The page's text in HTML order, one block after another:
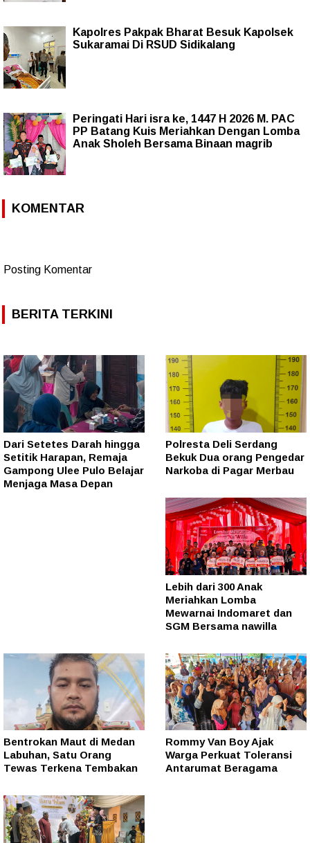
Kapolres Pakpak Bharat Besuk Kapolsek
Sukaramai Di RSUD Sidikalang
Peringati Hari isra ke, 1447 H 2026 M. PAC
PP Batang Kuis Meriahkan Dengan Lomba
Anak Sholeh Bersama Binaan magrib
KOMENTAR
Posting Komentar
BERITA TERKINI
Dari Setetes Darah hingga
Setitik Harapan, Remaja
Gampong Ulee Pulo Belajar
Menjaga Masa Depan
Polresta Deli Serdang
Bekuk Dua orang Pengedar
Narkoba di Pagar Merbau
Lebih dari 300 Anak
Meriahkan Lomba
Mewarnai Indomaret dan
SGM Bersama nawilla
Bentrokan Maut di Medan
Labuhan, Satu Orang
Tewas Terkena Tembakan
Rommy Van Boy Ajak
Warga Perkuat Toleransi
Antarumat Beragama